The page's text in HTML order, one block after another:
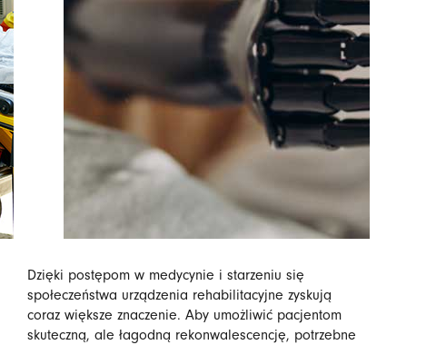
Dzięki postępom w medycynie i starzeniu się
społeczeństwa urządzenia rehabilitacyjne zyskują
coraz większe znaczenie. Aby umożliwić pacjentom
skuteczną, ale łagodną rekonwalescencję, potrzebne